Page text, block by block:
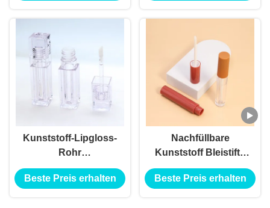
Kunststoff-Lipgloss-
Rohr
Kosmetikverpackungsbehälter
leere Lipgloss-Rohr
Beste Preis erhalten
Nachfüllbare
Kunststoff Bleistifte
Augenbrauen-Make-
up-Tools
Beste Preis erhalten